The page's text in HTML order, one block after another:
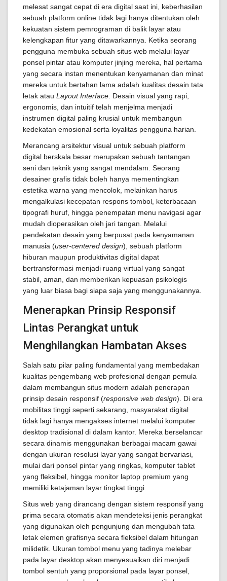
melesat sangat cepat di era digital saat ini, keberhasilan
sebuah platform online tidak lagi hanya ditentukan oleh
kekuatan sistem pemrograman di balik layar atau
kelengkapan fitur yang ditawarkannya. Ketika seorang
pengguna membuka sebuah situs web melalui layar
ponsel pintar atau komputer jinjing mereka, hal pertama
yang secara instan menentukan kenyamanan dan minat
mereka untuk bertahan lama adalah kualitas desain tata
letak atau Layout Interface . Desain visual yang rapi,
ergonomis, dan intuitif telah menjelma menjadi
instrumen digital paling krusial untuk membangun
kedekatan emosional serta loyalitas pengguna harian.
Merancang arsitektur visual untuk sebuah platform
digital berskala besar merupakan sebuah tantangan
seni dan teknik yang sangat mendalam. Seorang
desainer grafis tidak boleh hanya mementingkan
estetika warna yang mencolok, melainkan harus
mengalkulasi kecepatan respons tombol, keterbacaan
tipografi huruf, hingga penempatan menu navigasi agar
mudah dioperasikan oleh jari tangan. Melalui
pendekatan desain yang berpusat pada kenyamanan
manusia (user-centered design), sebuah platform
hiburan maupun produktivitas digital dapat
bertransformasi menjadi ruang virtual yang sangat
stabil, aman, dan memberikan kepuasan psikologis
yang luar biasa bagi siapa saja yang menggunakannya.
Menerapkan Prinsip Responsif
Lintas Perangkat untuk
Menghilangkan Hambatan Akses
Salah satu pilar paling fundamental yang membedakan
kualitas pengembang web profesional dengan pemula
dalam membangun situs modern adalah penerapan
prinsip desain responsif (responsive web design). Di era
mobilitas tinggi seperti sekarang, masyarakat digital
tidak lagi hanya mengakses internet melalui komputer
desktop tradisional di dalam kantor. Mereka berselancar
secara dinamis menggunakan berbagai macam gawai
dengan ukuran resolusi layar yang sangat bervariasi,
mulai dari ponsel pintar yang ringkas, komputer tablet
yang fleksibel, hingga monitor laptop premium yang
memiliki ketajaman layar tingkat tinggi.
Situs web yang dirancang dengan sistem responsif yang
prima secara otomatis akan mendeteksi jenis perangkat
yang digunakan oleh pengunjung dan mengubah tata
letak elemen grafisnya secara fleksibel dalam hitungan
milidetik. Ukuran tombol menu yang tadinya melebar
pada layar desktop akan menyesuaikan diri menjadi
tombol sentuh yang proporsional pada layar ponsel,